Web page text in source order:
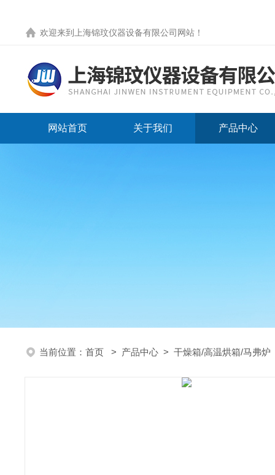
欢迎来到 上海锦玟仪器设备有限公司网站 ！
网站首页 关于我们 产品中心
当前位置： 首页 > 产品中心 > 干燥箱/高温烘箱/马弗炉